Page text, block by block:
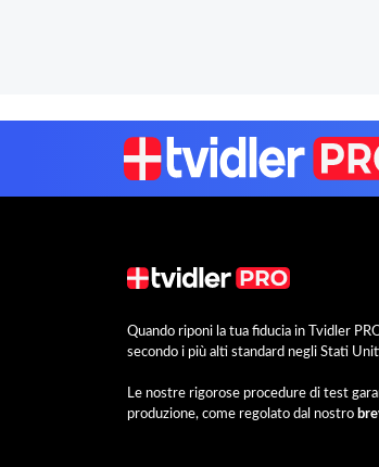
Quando riponi la tua fiducia in Tvidler
secondo i più alti standard negli Stati
Le nostre rigorose procedure di test
produzione, come regolato dal nostro